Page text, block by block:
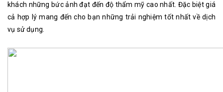
khách những bức ảnh đạt đến độ thẩm mỹ cao nhất. Đặc biệt giá
cả hợp lý mang đến cho bạn những trải nghiệm tốt nhất về dịch
vụ sử dụng.